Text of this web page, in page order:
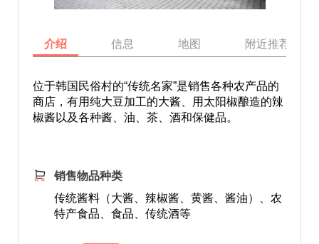
介绍 信息 地图 附近推荐景点
位于韩国民俗村的“传统名家”是销售各种农产品的
商店，有用纯大豆加工的大酱、用太阳椒酿造的辣
椒酱以及各种酱、油、茶、酒和保健品。
销售物品种类
传统酱料（大酱、辣椒酱、黄酱、酱油）、农
特产食品、食品、传统酒等